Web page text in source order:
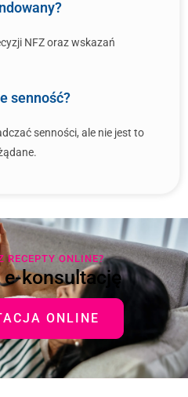
NFZ oraz wskazań
senność?
senności, ale nie jest to
RECEPTY ONLINE?
konsultację
ONLINE